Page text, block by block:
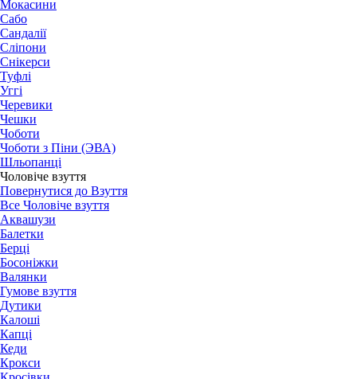
Мокасини
Сабо
Сандалії
Сліпони
Снікерси
Туфлі
Уггі
Черевики
Чешки
Чоботи
Чоботи з Піни (ЭВА)
Шльопанці
Чоловіче взуття
Повернутися до Взуття
Все Чоловіче взуття
Аквашузи
Балетки
Берці
Босоніжки
Валянки
Гумове взуття
Дутики
Калоші
Капці
Кеди
Крокси